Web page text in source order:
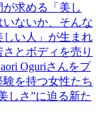
求める「美し
ないか、そんな
い人」が生まれ
とボディを売り
Oguriさんをプ
を持つ女性たち
しさ”に迫る新た